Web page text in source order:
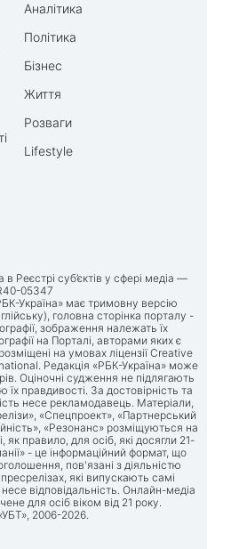
Аналітика
Політика
Бізнес
Життя
Розваги
Lifestyle
в Реєстрі суб’єктів у сфері медіа —
05347
Україна» має тримовну версію
головна сторінка порталу -
зображення належать їх
на Порталі, авторами яких є
на умовах ліцензії Creative
Редакція «РБК-Україна» може
Оціночні судження не підлягають
правдивості. За достовірність та
несе рекламодавець. Матеріали,
«Спецпроект», «Партнерський
«Резонанс» розміщуються на
як правило, для осіб, які досягли 21-
- це інформаційний формат, що
пов'язані з діяльністю
які випускають самі
несе відповідальність. Онлайн-медіа
для осіб віком від 21 року.
2006-2026.